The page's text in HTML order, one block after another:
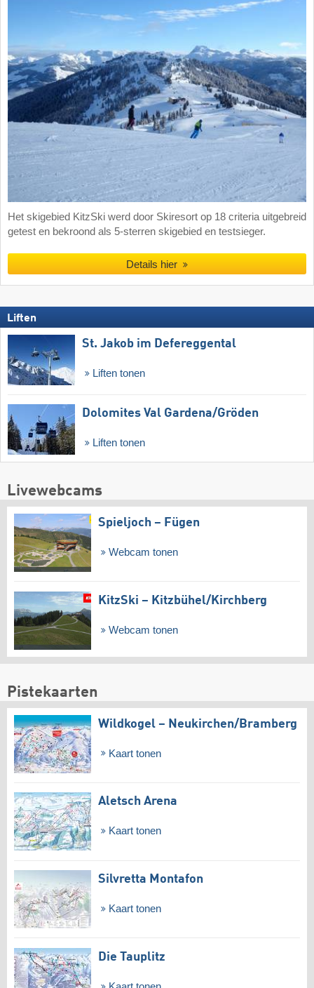
Het skigebied KitzSki werd door Skiresort op 18 criteria uitgebreid
getest en bekroond als 5-sterren skigebied en testsieger.
Details hier
Liften
St. Jakob im Defereggental
Liften tonen
Dolomites Val Gardena/​Gröden
Liften tonen
Livewebcams
Spieljoch – Fügen
Webcam tonen
KitzSki – Kitzbühel/​Kirchberg
Webcam tonen
Pistekaarten
Wildkogel – Neukirchen/​Bramberg
Kaart tonen
Aletsch Arena
Kaart tonen
Silvretta Montafon
Kaart tonen
Die Tauplitz